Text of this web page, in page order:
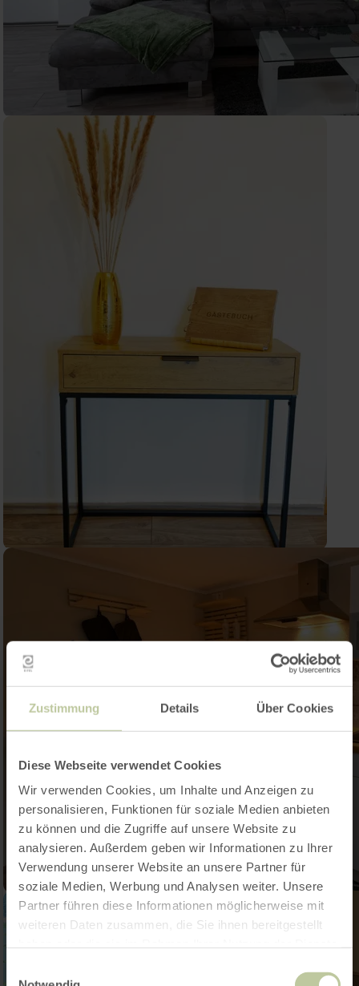
Zustimmung Details Über Cookies
Diese Webseite verwendet Cookies
Wir verwenden Cookies, um Inhalte und Anzeigen zu
personalisieren, Funktionen für soziale Medien anbieten
zu können und die Zugriffe auf unsere Website zu
analysieren. Außerdem geben wir Informationen zu Ihrer
Verwendung unserer Website an unsere Partner für
soziale Medien, Werbung und Analysen weiter. Unsere
Partner führen diese Informationen möglicherweise mit
weiteren Daten zusammen, die Sie ihnen bereitgestellt